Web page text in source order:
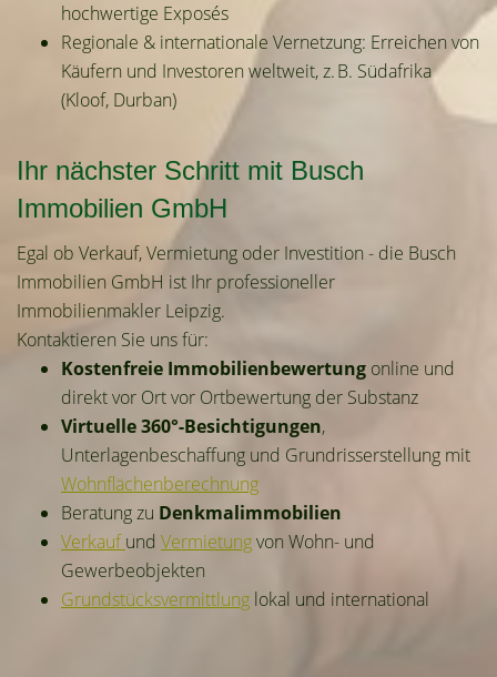
hochwertige Exposés
Regionale & internationale Vernetzung: Erreichen von
Käufern und Investoren weltweit, z. B. Südafrika
(Kloof, Durban)
Ihr nächster Schritt mit Busch
Immobilien GmbH
Egal ob Verkauf, Vermietung oder Investition - die Busch
Immobilien GmbH ist Ihr professioneller
Immobilienmakler Leipzig.
Kontaktieren Sie uns für:
Kostenfreie Immobilienbewertung online und
direkt vor Ort vor Ortbewertung der Substanz
Virtuelle 360°-Besichtigungen,
Unterlagenbeschaffung und Grundrisserstellung mit
Wohnflächenberechnung
Beratung zu Denkmalimmobilien
Verkaufund Vermietungvon Wohn- und
Gewerbeobjekten
Grundstücksvermittlung lokal und international